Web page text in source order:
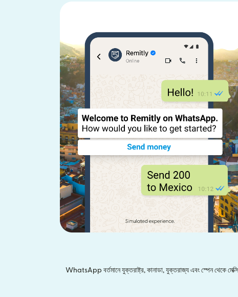
WhatsApp বর্তমানে যুক্তরাষ্ট্র, কানাডা, যুক্তরাজ্য এবং স্পেন থেকে